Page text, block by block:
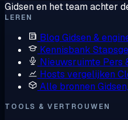
Gidsen en het team achter
LEREN
Blog Gidsen &
Kennisbank
Nieuwsruimte Pers
Hosts vergelijken
Alle bronnen
TOOLS & VERTROUWEN